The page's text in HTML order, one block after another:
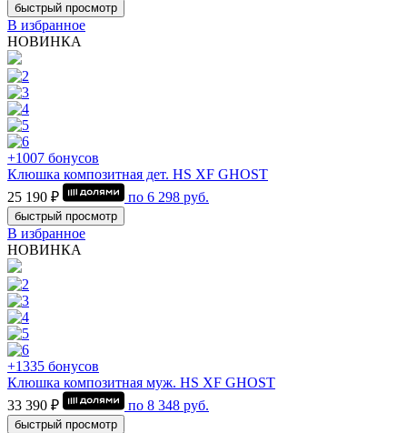
быстрый просмотр
В избранное
НОВИНКА
+1007 бонусов
Клюшка композитная дет. HS XF GHOST
25 190 ₽
по 6 298 руб.
быстрый просмотр
В избранное
НОВИНКА
+1335 бонусов
Клюшка композитная муж. HS XF GHOST
33 390 ₽
по 8 348 руб.
быстрый просмотр